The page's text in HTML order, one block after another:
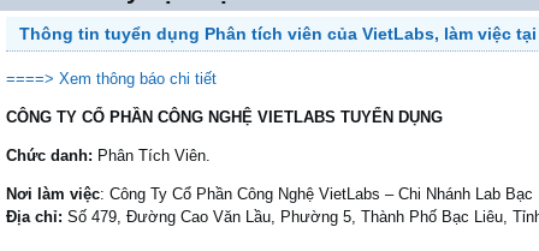
Thông tin tuyển dụng Phân tích viên của VietLabs, làm việc
====> Xem thông báo chi tiết
CÔNG TY CỔ PHẦN CÔNG NGHỆ VIETLABS TUYỂN DỤNG
Chức danh: Phân Tích Viên.
Nơi làm việc: Công Ty Cổ Phần Công Nghệ VietLabs – Chi Nhánh Lab Bạc
Địa chỉ: Số 479, Đường Cao Văn Lầu, Phường 5, Thành Phố Bạc Liêu,